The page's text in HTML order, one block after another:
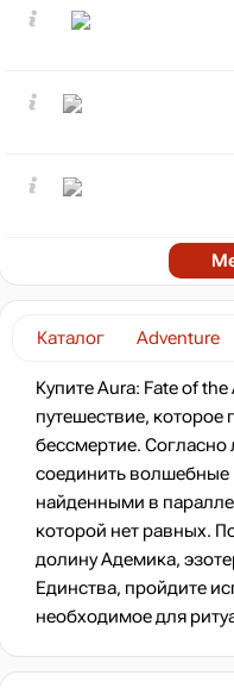
Каталог Adventure
Купите Aura: Fate of
путешествие, которое
бессмертие. Согласно
соединить волшебные
найденными в
которой нет равных.
долину Адемика,
Единства, пройдите
необходимое для